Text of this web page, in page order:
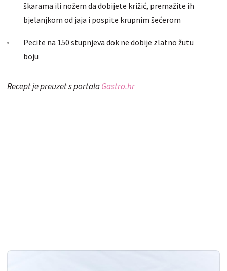
škarama ili nožem da dobijete križić, premažite ih
bjelanjkom od jaja i pospite krupnim šećerom
Pecite na 150 stupnjeva dok ne dobije zlatno žutu
boju
Recept je preuzet s portalaGastro.hr